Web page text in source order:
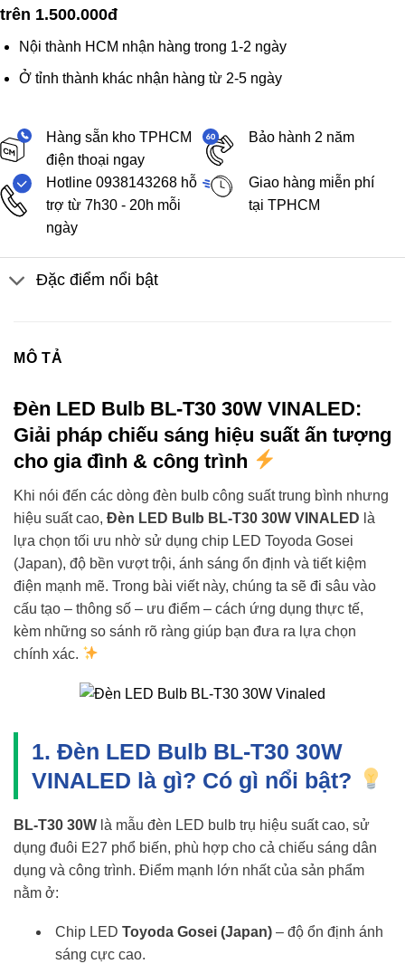
trên 1.500.000đ
Nội thành HCM nhận hàng trong 1-2 ngày
Ở tỉnh thành khác nhận hàng từ 2-5 ngày
Hàng sẵn kho TPHCM
điện thoại ngay
Bảo hành 2 năm
Hotline 0938143268 hỗ
trợ từ 7h30 - 20h mỗi
ngày
Giao hàng miễn phí
tại TPHCM
Đặc điểm nổi bật
MÔ TẢ
Đèn LED Bulb BL-T30 30W VINALED:
Giải pháp chiếu sáng hiệu suất ấn tượng
cho gia đình & công trình
Khi nói đến các dòng đèn bulb công suất trung bình nhưng
hiệu suất cao, Đèn LED Bulb BL-T30 30W VINALED là
lựa chọn tối ưu nhờ sử dụng chip LED Toyoda Gosei
(Japan), độ bền vượt trội, ánh sáng ổn định và tiết kiệm
điện mạnh mẽ. Trong bài viết này, chúng ta sẽ đi sâu vào
cấu tạo – thông số – ưu điểm – cách ứng dụng thực tế,
kèm những so sánh rõ ràng giúp bạn đưa ra lựa chọn
chính xác.
1. Đèn LED Bulb BL-T30 30W
VINALED là gì? Có gì nổi bật?
BL-T30 30W là mẫu đèn LED bulb trụ hiệu suất cao, sử
dụng đuôi E27 phổ biến, phù hợp cho cả chiếu sáng dân
dụng và công trình. Điểm mạnh lớn nhất của sản phẩm
nằm ở:
Chip LED Toyoda Gosei (Japan)– độ ổn định ánh
sáng cực cao.